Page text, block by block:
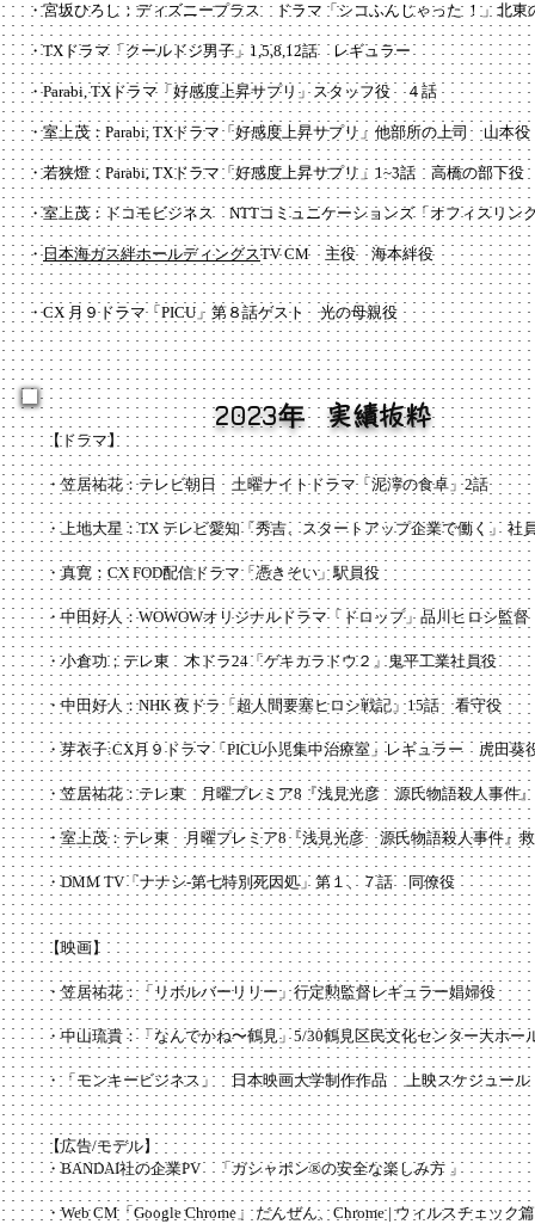
・宮坂ひろし：ディズニープラス ドラマ「シコふんじゃった ！」北
​・TXドラマ「クールドジ男子」1,5,8,12話 レギュラー
・Parabi, TXドラマ「好感度​上昇サプリ」スタッフ役 ４話
・室上茂：Parabi, TXドラマ「好感度​上昇サプリ」他部所の上司 山本役
・若狭燈：Parabi, TXドラマ「好感度​上昇サプリ」1~3話 高橋の部下役
・室上茂：ドコモビジネス NTTコミュニケーションズ「オフィスリン
・ 日本海ガス絆ホールディングスTV CM 主役 海本絆役
・CX 月９ドラマ「PICU」第８話ゲスト 光の母親役
2023年実績抜粋
【ドラマ】
・笠居祐花：テレビ朝日 土曜ナイトドラマ「泥濘の食卓」2話
・上地大星：TX テレビ愛知「秀吉、スタートアップ企業で働く 」 社
・真寛：CX FOD配信ドラマ「憑きそい」駅員役​
・中田好人：WOWOWオリジナルドラマ「ドロップ」品川ヒロシ監
・小倉功；テレ東 木ドラ24「ゲキカラドウ２」鬼平工業社員役
・中田好人：NHK 夜ドラ「超人間要塞ヒロシ戦記」15話 看守役
・芽衣子:CX月９ドラマ「PICU小児集中治療室」レギュラー 虎田葵
・笠居祐花：テレ東 月曜プレミア8『浅見光彦 源氏物語殺人事件
・室上茂：テレ東 月曜プレミア8『浅見光彦 源氏物語殺人事件』
・DMM TV「ナナシ-第七特別死因処」第１、７話 同僚役
【映画】
・笠居祐花：「リボルバーリリー」行定勲監督レギュラー娼婦役
・中山琉貴：「なんでかね〜鶴見」5/30鶴見区民文化センター大ホー
​・「モンキービジネス」 日本映画大学制作作品 上映スケジュール
【広告/モデル】
・BANDAI社の企業PV 「ガシャポン®の安全な楽しみ方 」
・Web CM「Google Chrome」 だんぜん、Chrome | ウィルスチェック篇